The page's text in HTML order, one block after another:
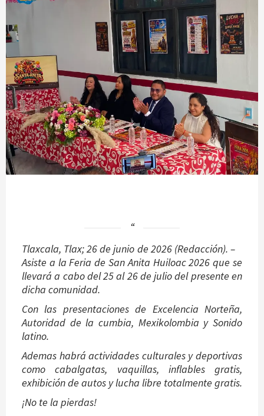
Tlaxcala, Tlax; 26 de junio de 2026 (Redacción). –
Asiste a la Feria de San Anita Huiloac 2026 que se
llevará a cabo del 25 al 26 de julio del presente en
dicha comunidad.
Con las presentaciones de Excelencia Norteña,
Autoridad de la cumbia, Mexikolombia y Sonido
latino.
Ademas habrá actividades culturales y deportivas
como cabalgatas, vaquillas, inflables gratis,
exhibición de autos y lucha libre totalmente gratis.
¡No te la pierdas!